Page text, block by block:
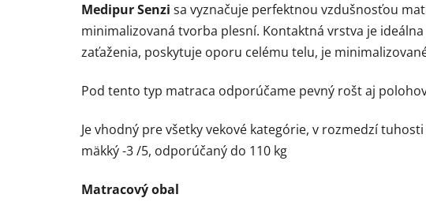
Medipur Senzi sa vyznačuje perfektnou vzdušnosťou
minimalizovaná tvorba plesní. Kontaktná vrstva je
zaťaženia, poskytuje oporu celému telu, je
Pod tento typ matraca odporúčame pevný rošt aj
Je vhodný pre všetky vekové kategórie, v rozmedzí
mäkký -3 /5, odporúčaný do 110 kg
Matracový obal